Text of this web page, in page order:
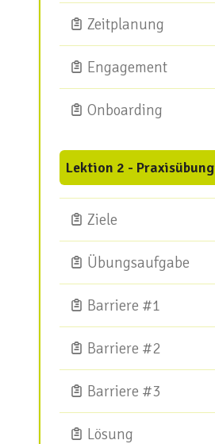
Zeitplanung
Engagement
Onboarding
Lektion 2 - Praxisübung
Ziele
Übungsaufgabe
Barriere #1
Barriere #2
Barriere #3
Lösung